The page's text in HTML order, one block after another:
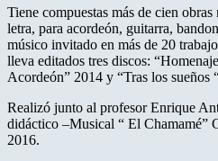
Tiene compuestas más de cien
letra, para acordeón, guitarra,
músico invitado en más de 20
lleva editados tres discos:
Acordeón” 2014 y “Tras los sueños
Realizó junto al profesor Enrique
didáctico –Musical “ El Chamamé”
2016.